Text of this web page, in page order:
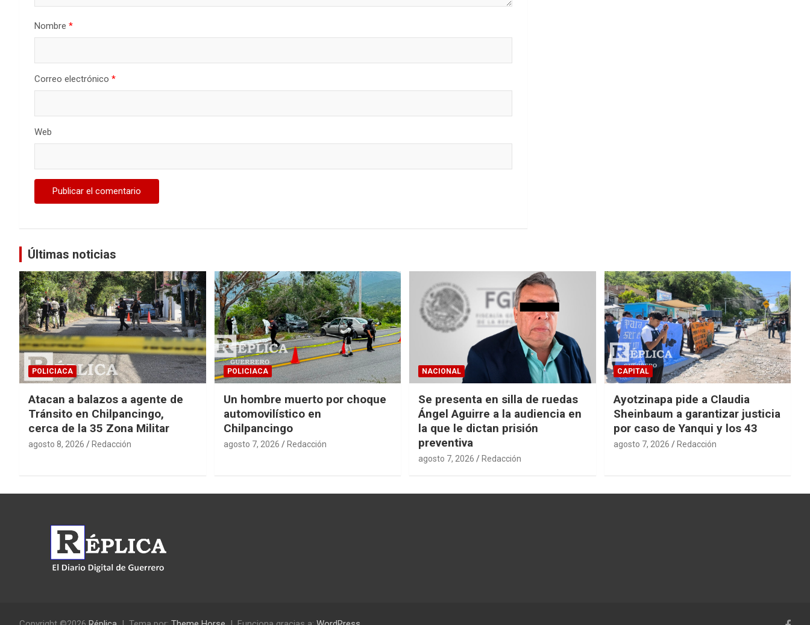
Nombre *
Correo electrónico *
Web
Últimas noticias
POLICIACA
Atacan a balazos a agente de
Tránsito en Chilpancingo,
cerca de la 35 Zona Militar
agosto 8, 2026 Redacción
POLICIACA
Un hombre muerto por choque
automovilístico en
Chilpancingo
agosto 7, 2026 Redacción
NACIONAL
Se presenta en silla de ruedas
Ángel Aguirre a la audiencia en
la que le dictan prisión
preventiva
agosto 7, 2026 Redacción
CAPITAL
Ayotzinapa pide a Claudia
Sheinbaum a garantizar justicia
por caso de Yanqui y los 43
agosto 7, 2026 Redacción